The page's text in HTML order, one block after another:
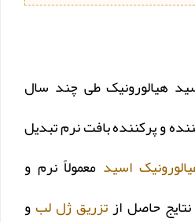
هیالورونیک طی چند سال
و پرکننده بافت نرم تبدیل
اسید معمولاً نرم و
حاصل ازتزریق ژل لبو